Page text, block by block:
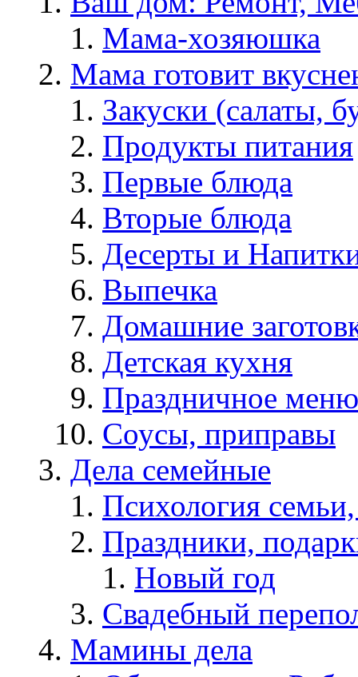
Мама-хозяюшка
Мама готовит
Закуски (салаты,
Продукты питания
Первые блюда
Вторые блюда
Десерты и
Выпечка
Домашние
Детская кухня
Праздничное меню
Соусы, приправы
Дела семейные
Психология
Праздники,
Новый год
Свадебный
Мамины дела